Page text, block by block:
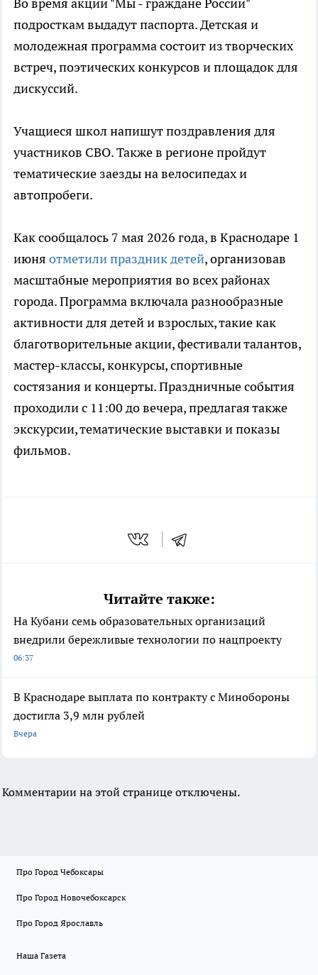
Во время акции "Мы - граждане России"
подросткам выдадут паспорта. Детская и
молодежная программа состоит из творческих
встреч, поэтических конкурсов и площадок для
дискуссий.
Учащиеся школ напишут поздравления для
участников СВО. Также в регионе пройдут
тематические заезды на велосипедах и
автопробеги.
Как сообщалось 7 мая 2026 года, в Краснодаре 1
июня отметили праздник детей, организовав
масштабные мероприятия во всех районах
города. Программа включала разнообразные
активности для детей и взрослых, такие как
благотворительные акции, фестивали талантов,
мастер-классы, конкурсы, спортивные
состязания и концерты. Праздничные события
проходили с 11:00 до вечера, предлагая также
экскурсии, тематические выставки и показы
фильмов.
Читайте также:
На Кубани семь образовательных организаций
внедрили бережливые технологии по нацпроекту
06:37
В Краснодаре выплата по контракту с Минобороны
достигла 3,9 млн рублей
Вчера
Комментарии на этой странице отключены.
Про Город Чебоксары
Про Город Новочебоксарск
Про Город Ярославль
Наша Газета